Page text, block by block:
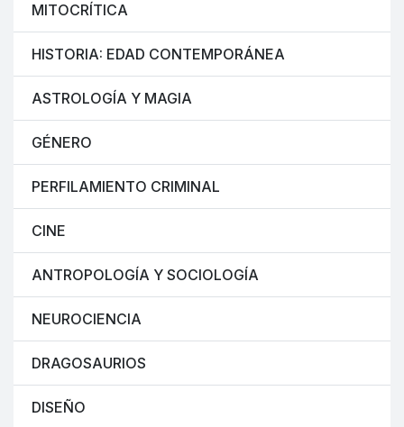
MITOCRÍTICA
HISTORIA: EDAD CONTEMPORÁNEA
ASTROLOGÍA Y MAGIA
GÉNERO
PERFILAMIENTO CRIMINAL
CINE
ANTROPOLOGÍA Y SOCIOLOGÍA
NEUROCIENCIA
DRAGOSAURIOS
DISEÑO